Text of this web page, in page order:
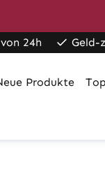
24h Geld-
Produkte